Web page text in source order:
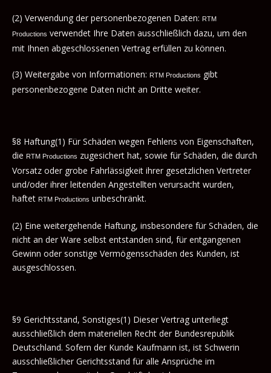
(2) Verwendung der personenbezogenen Daten: RTM
Productions verwendet Ihre Daten ausschließlich dazu, um den
mit Ihnen abgeschlossenen Vertrag erfüllen zu können.
(3) Weitergabe von Informationen: RTM Productions gibt
personenbezogene Daten nicht an Dritte weiter.
§8 Haftung(1) Für Schäden wegen Fehlens von Eigenschaften,
die RTM Productions zugesichert hat, sowie für Schäden, die durch
Vorsatz oder grobe Fahrlässigkeit ihrer gesetzlichen Vertreter
und/oder ihrer leitenden Angestellten verursacht wurden,
haftet RTM Productions unbeschränkt.
(2) Eine weitergehende Haftung, insbesondere für Schäden, die
nicht an der Ware selbst entstanden sind, für entgangenen
Gewinn oder sonstige Vermögensschäden des Kunden, ist
ausgeschlossen.
§9 Gerichtsstand, Sonstiges(1) Dieser Vertrag unterliegt
ausschließlich dem materiellen Recht der Bundesrepublik
Deutschland. Sofern der Kunde Kaufmann ist, ist Schwerin
ausschließlicher Gerichtsstand für alle Ansprüche im